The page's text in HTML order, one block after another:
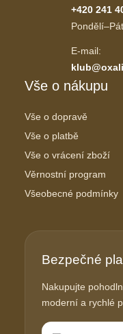
+420 241
E-mail:
Vše o nákupu
Vše o dopravě
Vše o platbě
Vše o vrácení zboží
Věrnostní program
Všeobecné podmínky
Bezpečné
Nakupujte
moderní a rychlé